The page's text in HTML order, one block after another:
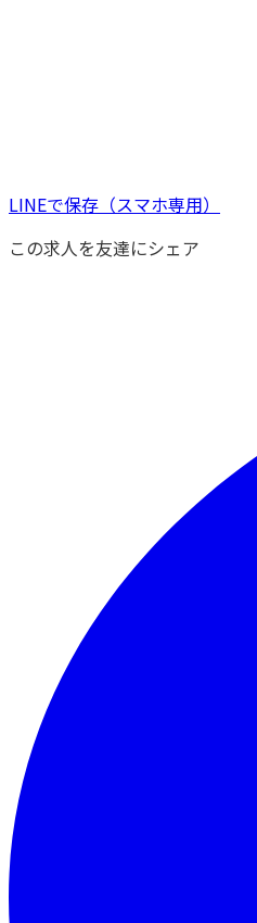
LINEで保存 （スマホ専用）
この求人を友達にシェア